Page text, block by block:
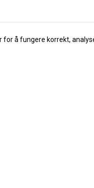
å fungere korrekt,